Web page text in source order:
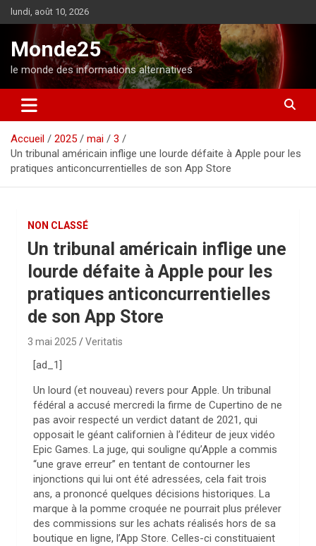
l
o
n
lundi, août 10, 2026
Monde25
le monde des informations alternatives
Accueil 2025 mai
3
Un tribunal américain inflige une lourde défaite à Apple pour les
pratiques anticoncurrentielles de son App Store
NON CLASSÉ
Un tribunal américain inflige une
lourde défaite à Apple pour les
pratiques anticoncurrentielles
de son App Store
3 mai 2025 Veritatis
[ad_1]
Un lourd (et nouveau) revers pour Apple. Un tribunal
fédéral a accusé mercredi la firme de Cupertino de ne
pas avoir respecté un verdict datant de 2021, qui
opposait le géant californien à l’éditeur de jeux vidéo
Epic Games. La juge, qui souligne qu’Apple a commis
“une grave erreur” en tentant de contourner les
injonctions qui lui ont été adressées, cela fait trois
ans, a prononcé quelques décisions historiques. La
marque à la pomme croquée ne pourrait plus prélever
des commissions sur les achats réalisés hors de sa
boutique en ligne, l’App Store. Celles-ci constituaient